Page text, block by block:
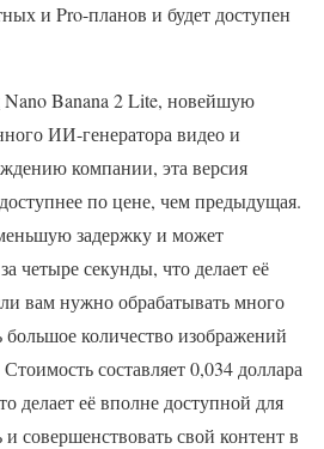
и Pro-планов и будет доступен
Nano Banana 2 Lite, новейшую
ИИ-генератора видео и
компании, эта версия
по цене, чем предыдущая.
задержку и может
четыре секунды, что делает её
вам нужно обрабатывать много
большое количество изображений
составляет 0,034 доллара
делает её вполне доступной для
и совершенствовать свой контент в